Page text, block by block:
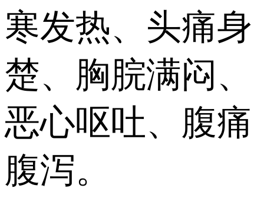
寒发热、头痛身
楚、胸脘满闷、
恶心呕吐、腹痛
腹泻。